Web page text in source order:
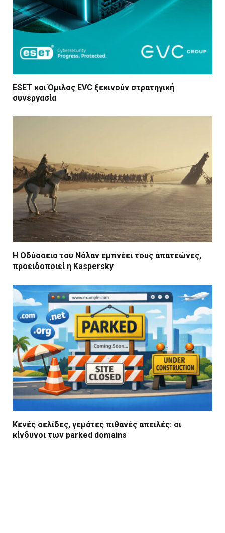
ESET και Όμιλος EVC ξεκινούν στρατηγική
συνεργασία
Η Οδύσσεια του Νόλαν εμπνέει τους απατεώνες,
προειδοποιεί η Kaspersky
Κενές σελίδες, γεμάτες πιθανές απειλές: οι
κίνδυνοι των parked domains